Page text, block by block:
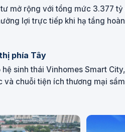
mở rộng với tổng mức 3.377 tỷ
lợi trực tiếp khi hạ tầng
phía Tây
sinh thái Vinhomes Smart
chuỗi tiện ích thương mại